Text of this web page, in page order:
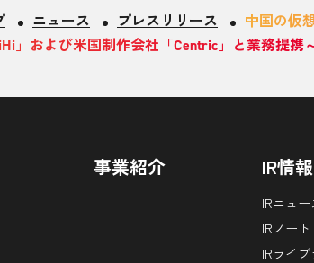
ニュース プレスリリース
中国の仮
」および米国制作会社「Centric」と業務提携
事業紹介 IR情報
IRニュー
IRノート
IRライブ